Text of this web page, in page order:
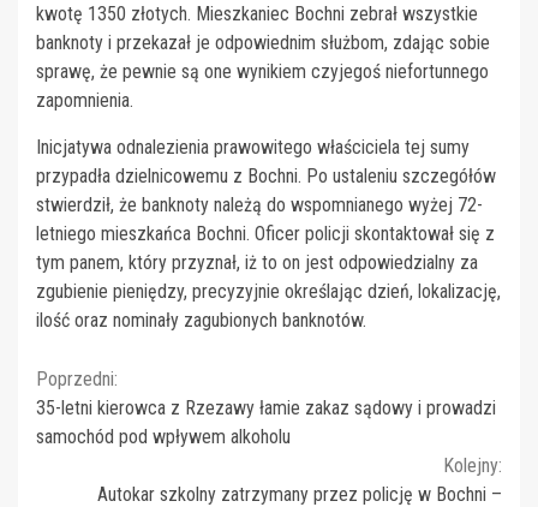
kwotę 1350 złotych. Mieszkaniec Bochni zebrał wszystkie
banknoty i przekazał je odpowiednim służbom, zdając sobie
sprawę, że pewnie są one wynikiem czyjegoś niefortunnego
zapomnienia.
Inicjatywa odnalezienia prawowitego właściciela tej sumy
przypadła dzielnicowemu z Bochni. Po ustaleniu szczegółów
stwierdził, że banknoty należą do wspomnianego wyżej 72-
letniego mieszkańca Bochni. Oficer policji skontaktował się z
tym panem, który przyznał, iż to on jest odpowiedzialny za
zgubienie pieniędzy, precyzyjnie określając dzień, lokalizację,
ilość oraz nominały zagubionych banknotów.
Continue
Reading
Poprzedni:
35-letni kierowca z Rzezawy łamie zakaz sądowy i prowadzi
samochód pod wpływem alkoholu
Kolejny:
Autokar szkolny zatrzymany przez policję w Bochni –